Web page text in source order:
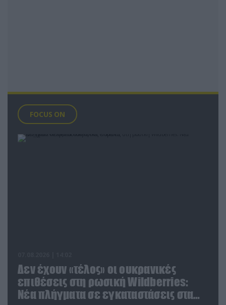
FOCUS ON
Δεν έχουν «τέλος» οι ουκρανικές
επιθέσεις στη ρωσική Wildberries:
Νέα πλήγματα σε εγκαταστάσεις στα